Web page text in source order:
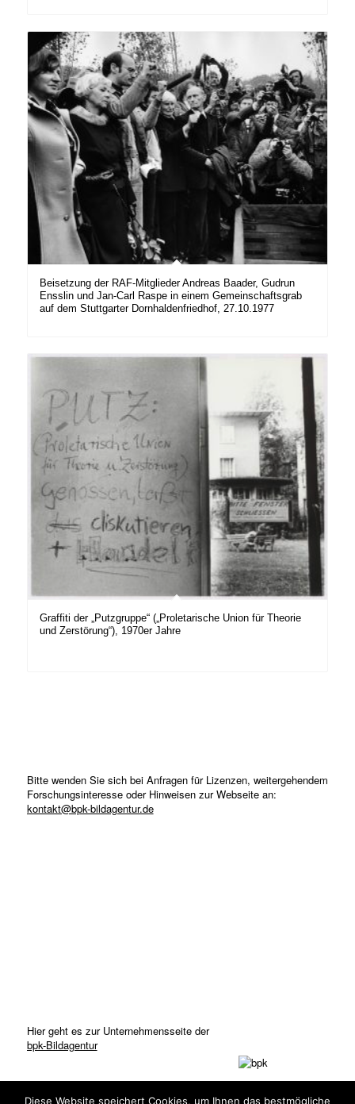
Beisetzung der RAF-Mitglieder Andreas Baader, Gudrun
Ensslin und Jan-Carl Raspe in einem Gemeinschaftsgrab
auf dem Stuttgarter Dornhaldenfriedhof, 27.10.1977
Graffiti der „Putzgruppe“ („Proletarische Union für Theorie
und Zerstörung“), 1970er Jahre
Bitte wenden Sie sich bei Anfragen für Lizenzen, weitergehendem
Forschungsinteresse oder Hinweisen zur Webseite an:
kontakt@bpk-bildagentur.de
Hier geht es zur Unternehmensseite der
bpk-Bildagentur
Diese Website speichert Cookies, um Ihnen das bestmögliche